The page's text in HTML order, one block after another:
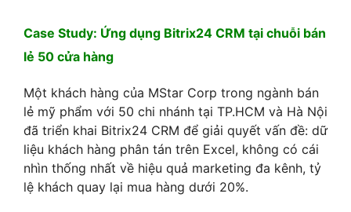
Case Study: Ứng dụng Bitrix24 CRM tại chuỗi bán
lẻ 50 cửa hàng
Một khách hàng của MStar Corp trong ngành bán
lẻ mỹ phẩm với 50 chi nhánh tại TP.HCM và Hà Nội
đã triển khai Bitrix24 CRM để giải quyết vấn đề: dữ
liệu khách hàng phân tán trên Excel, không có cái
nhìn thống nhất về hiệu quả marketing đa kênh, tỷ
lệ khách quay lại mua hàng dưới 20%.